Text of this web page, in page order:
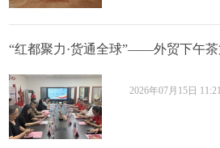
“红都聚力·货通全球”——外贸下午
2026年07月15日 11:21